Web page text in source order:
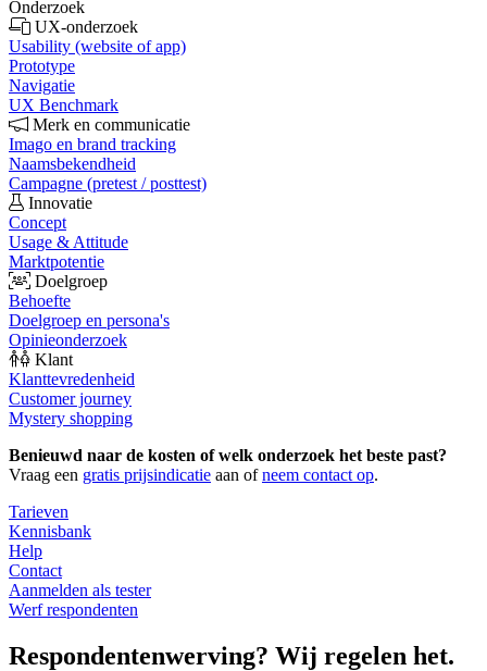
Onderzoek
UX-onderzoek
Usability (website of app)
Prototype
Navigatie
UX Benchmark
Merk en communicatie
Imago en brand tracking
Naamsbekendheid
Campagne (pretest / posttest)
Innovatie
Concept
Usage & Attitude
Marktpotentie
Doelgroep
Behoefte
Doelgroep en persona's
Opinieonderzoek
Klant
Klanttevredenheid
Customer journey
Mystery shopping
Benieuwd naar de kosten of welk onderzoek het beste past?
Vraag een gratis prijsindicatie aan ofneem contact op.
Tarieven
Kennisbank
Help
Contact
Aanmelden als tester
Werf respondenten
Respondentenwerving? Wij regelen het.